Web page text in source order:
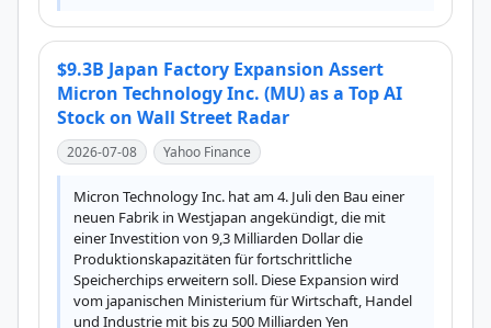
$9.3B Japan Factory Expansion Assert
Micron Technology Inc. (MU) as a Top AI
Stock on Wall Street Radar
2026-07-08 Yahoo Finance
Micron Technology Inc. hat am 4. Juli den Bau einer
neuen Fabrik in Westjapan angekündigt, die mit
einer Investition von 9,3 Milliarden Dollar die
Produktionskapazitäten für fortschrittliche
Speicherchips erweitern soll. Diese Expansion wird
vom japanischen Ministerium für Wirtschaft, Handel
und Industrie mit bis zu 500 Milliarden Yen